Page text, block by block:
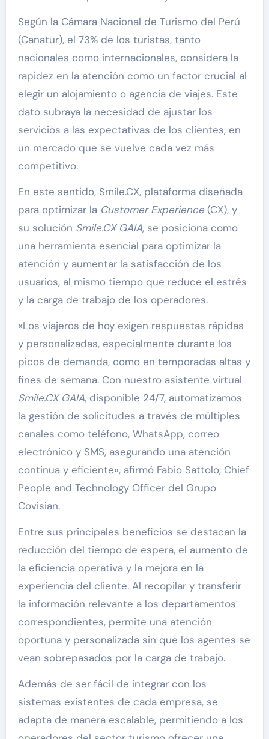
Según la Cámara Nacional de Turismo del Perú
(Canatur), el 73% de los turistas, tanto
nacionales como internacionales, considera la
rapidez en la atención como un factor crucial al
elegir un alojamiento o agencia de viajes. Este
dato subraya la necesidad de ajustar los
servicios a las expectativas de los clientes, en
un mercado que se vuelve cada vez más
competitivo.
En este sentido, Smile.CX, plataforma diseñada
para optimizar la Customer Experience(CX), y
su solución Smile.CX GAIA, se posiciona como
una herramienta esencial para optimizar la
atención y aumentar la satisfacción de los
usuarios, al mismo tiempo que reduce el estrés
y la carga de trabajo de los operadores.
«Los viajeros de hoy exigen respuestas rápidas
y personalizadas, especialmente durante los
picos de demanda, como en temporadas altas y
fines de semana. Con nuestro asistente virtual
Smile.CX GAIA, disponible 24/7, automatizamos
la gestión de solicitudes a través de múltiples
canales como teléfono, WhatsApp, correo
electrónico y SMS, asegurando una atención
continua y eficiente», afirmó Fabio Sattolo, Chief
People and Technology Officer del Grupo
Covisian.
Entre sus principales beneficios se destacan la
reducción del tiempo de espera, el aumento de
la eficiencia operativa y la mejora en la
experiencia del cliente. Al recopilar y transferir
la información relevante a los departamentos
correspondientes, permite una atención
oportuna y personalizada sin que los agentes se
vean sobrepasados por la carga de trabajo.
Además de ser fácil de integrar con los
sistemas existentes de cada empresa, se
adapta de manera escalable, permitiendo a los